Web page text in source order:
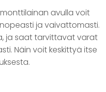
avulla voit
ja vaivattomasti.
ja saat tarvittavat varat
Näin voit keskittyä itse